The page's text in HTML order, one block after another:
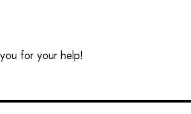
for your help!